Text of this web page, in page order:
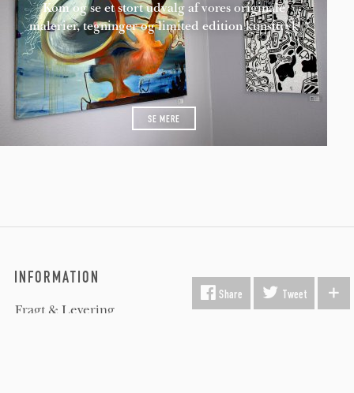
Kom og se et stort udvalg af vores originale
malerier, tegninger og limited edition kunsttryk
SE MERE
INFORMATION
Fragt & Levering
Share Tweet